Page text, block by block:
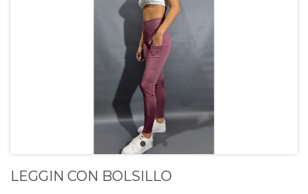
LEGGIN CON BOLSILLO